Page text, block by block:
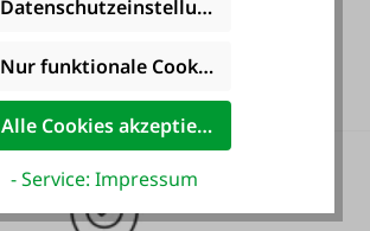
inkludiert!
Datenschutzeinstellungen
Nur funktionale Cookies akzeptieren
Alle Cookies akzeptieren
- Service: Impressum